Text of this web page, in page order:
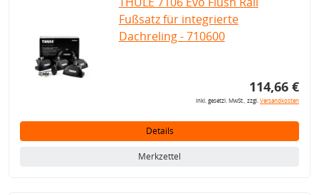
Fußsatz für integrierte
Dachreling - 710600
114,66 €
inkl. gesetzl. MwSt., zzgl.Versandkosten
Details
Merkzettel